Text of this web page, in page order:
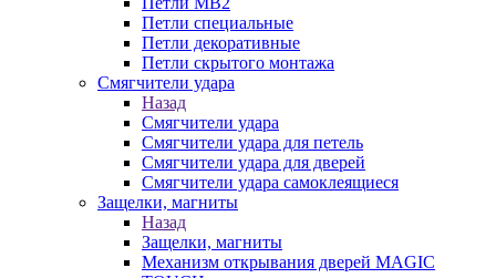
Петли специальные
Петли декоративные
Петли скрытого монтажа
Смягчители удара
Назад
Смягчители удара
Смягчители удара для петель
Смягчители удара для дверей
Cмягчители удара самоклеящиеся
Защелки, магниты
Назад
Защелки, магниты
Механизм открывания дверей MAGIC